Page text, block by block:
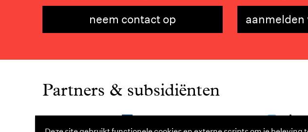
neem contact op aanmelden
Partners & subsidiënten